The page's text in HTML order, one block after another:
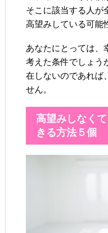
そこに該当する人が
高望みしている可能
あなたにとっては、
考えた条件でしょう
在しないのであれば
せん。
高望みしなく
きる方法５個